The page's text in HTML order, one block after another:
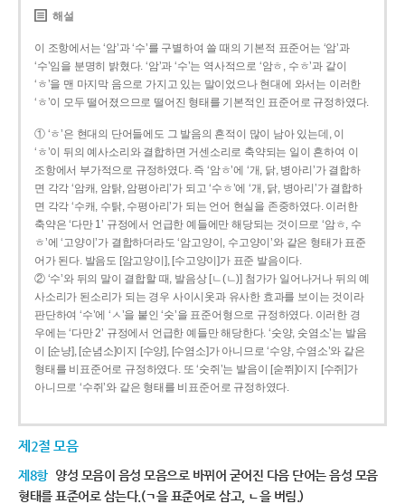
해설
이 조항에서는 ‘암’과 ‘수’를 구별하여 쓸 때의 기본적 표준어는 ‘암’과
‘수’임을 분명히 밝혔다. ‘암’과 ‘수’는 역사적으로 ‘암ㅎ, 수ㅎ’과 같이
‘ㅎ’을 맨 마지막 음으로 가지고 있는 말이었으나 현대에 와서는 이러한
‘ㅎ’이 모두 떨어졌으므로 떨어진 형태를 기본적인 표준어로 규정하였다.
① ‘ㅎ’은 현대의 단어들에도 그 발음의 흔적이 많이 남아 있는데, 이
‘ㅎ’이 뒤의 예사소리와 결합하면 거센소리로 축약되는 일이 흔하여 이
조항에서 부가적으로 규정하였다. 즉 ‘암ㅎ’에 ‘개, 닭, 병아리’가 결합하
면 각각 ‘암캐, 암탉, 암평아리’가 되고 ‘수ㅎ’에 ‘개, 닭, 병아리’가 결합하
면 각각 ‘수캐, 수탉, 수평아리’가 되는 언어 현실을 존중하였다. 이러한
축약은 ‘다만 1’ 규정에서 언급한 예들에만 해당되는 것이므로 ‘암ㅎ, 수
ㅎ’에 ‘고양이’가 결합하더라도 ‘암고양이, 수고양이’와 같은 형태가 표준
어가 된다. 발음도 [암고양이], [수고양이]가 표준 발음이다.
② ‘수’와 뒤의 말이 결합할 때, 발음상 [ㄴ(ㄴ)] 첨가가 일어나거나 뒤의 예
사소리가 된소리가 되는 경우 사이시옷과 유사한 효과를 보이는 것이라
판단하여 ‘수’에 ‘ㅅ’을 붙인 ‘숫’을 표준어형으로 규정하였다. 이러한 경
우에는 ‘다만 2’ 규정에서 언급한 예들만 해당한다. ‘숫양, 숫염소’는 발음
이 [순냥], [순념소]이지 [수양], [수염소]가 아니므로 ‘수양, 수염소’와 같은
형태를 비표준어로 규정하였다. 또 ‘숫쥐’는 발음이 [숟쮜]이지 [수쥐]가
아니므로 ‘수쥐’와 같은 형태를 비표준어로 규정하였다.
제2절 모음
제8항 양성 모음이 음성 모음으로 바뀌어 굳어진 다음 단어는 음성 모음
형태를 표준어로 삼는다.(ㄱ을 표준어로 삼고, ㄴ을 버림.)